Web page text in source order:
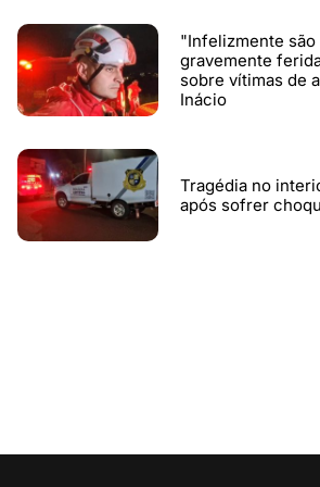
"Infelizmente
gravemente
sobre vítimas de
Inácio
Tragédia no
após sofrer